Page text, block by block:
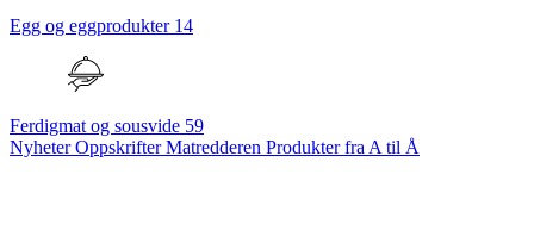
Egg og eggprodukter 14
Ferdigmat og sousvide 59
NyheterOppskrifterMatredderen Produkter fra A til Å